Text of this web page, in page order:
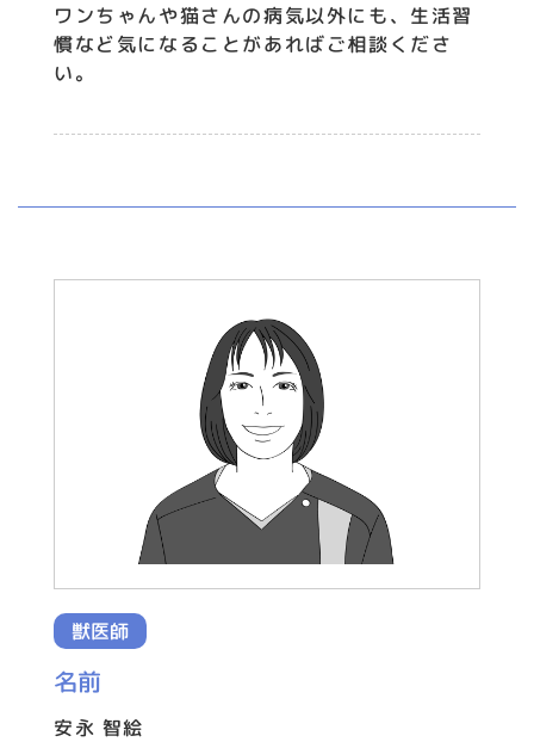
ワンちゃんや猫さんの病気以外にも、生活習
慣など気になることがあればご相談くださ
い。
獣医師
名前
安永 智絵